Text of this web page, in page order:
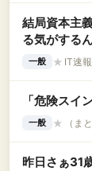
結局資本主
る気がする
一般 ★ IT速
「危険ス
一般 ★ （ま
昨日さぁ31